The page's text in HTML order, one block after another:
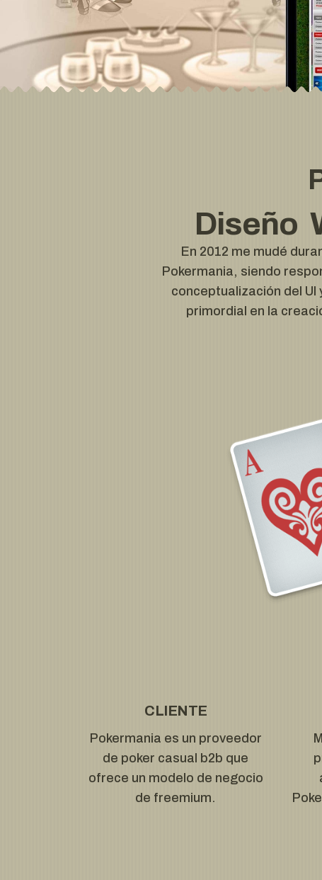
Diseño
En 2012 me mudé
Pokermania, siendo
conceptualización del
primordial en la
CLIENTE
Pokermania es un proveedor
de poker casual b2b que
ofrece un modelo de negocio
de freemium.